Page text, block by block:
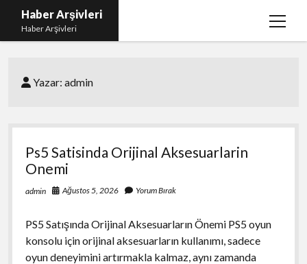
Haber Arşivleri
Haber Arşivleri
menüyü
Sayfa Listesi
Yazar:admin
Ps5 Satisinda Orijinal Aksesuarlarin
Onemi
admin Ağustos 5, 2026 Yorum Bırak
PS5 Satışında Orijinal Aksesuarların Önemi PS5 oyun
konsolu için orijinal aksesuarların kullanımı, sadece
oyun deneyimini artırmakla kalmaz, aynı zamanda